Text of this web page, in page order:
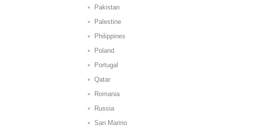
Pakistan
Palestine
Philippines
Poland
Portugal
Qatar
Romania
Russia
San Marino